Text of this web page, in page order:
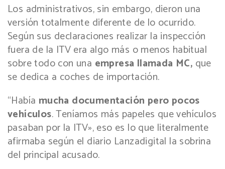
Los administrativos, sin embargo, dieron una
versión totalmente diferente de lo ocurrido.
Según sus declaraciones realizar la inspección
fuera de la ITV era algo más o menos habitual
sobre todo con una empresa llamada MC, que
se dedica a coches de importación.
“Había mucha documentación pero pocos
vehículos. Teníamos más papeles que vehículos
pasaban por la ITV», eso es lo que literalmente
afirmaba según el diario Lanzadigital la sobrina
del principal acusado.